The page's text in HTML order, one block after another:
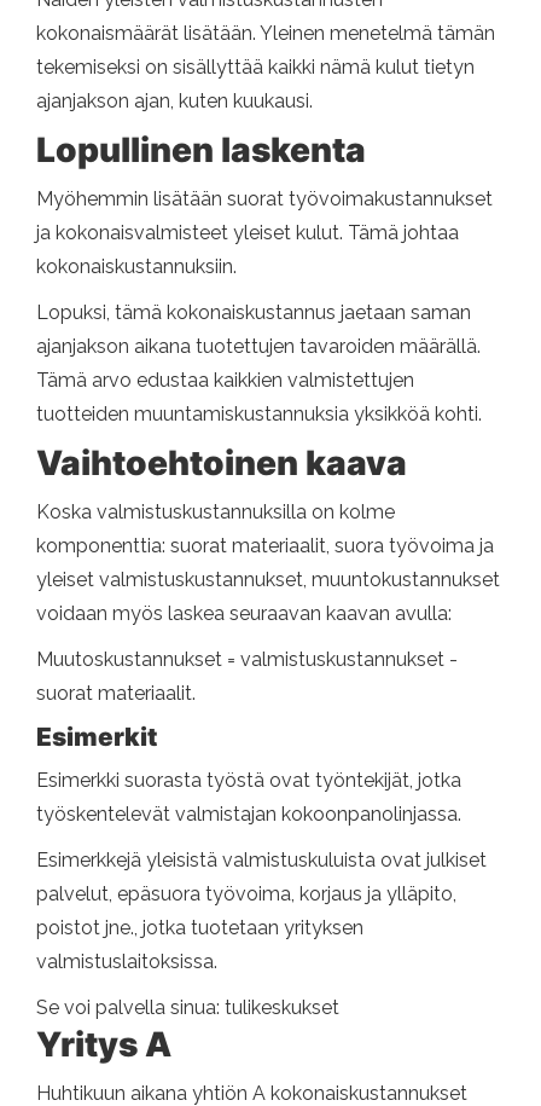
kokonaismäärät lisätään. Yleinen menetelmä tämän
tekemiseksi on sisällyttää kaikki nämä kulut tietyn
ajanjakson ajan, kuten kuukausi.
Lopullinen laskenta
Myöhemmin lisätään suorat työvoimakustannukset
ja kokonaisvalmisteet yleiset kulut. Tämä johtaa
kokonaiskustannuksiin.
Lopuksi, tämä kokonaiskustannus jaetaan saman
ajanjakson aikana tuotettujen tavaroiden määrällä.
Tämä arvo edustaa kaikkien valmistettujen
tuotteiden muuntamiskustannuksia yksikköä kohti.
Vaihtoehtoinen kaava
Koska valmistuskustannuksilla on kolme
komponenttia: suorat materiaalit, suora työvoima ja
yleiset valmistuskustannukset, muuntokustannukset
voidaan myös laskea seuraavan kaavan avulla:
Muutoskustannukset = valmistuskustannukset -
suorat materiaalit.
Esimerkit
Esimerkki suorasta työstä ovat työntekijät, jotka
työskentelevät valmistajan kokoonpanolinjassa.
Esimerkkejä yleisistä valmistuskuluista ovat julkiset
palvelut, epäsuora työvoima, korjaus ja ylläpito,
poistot jne., jotka tuotetaan yrityksen
valmistuslaitoksissa.
Se voi palvella sinua: tulikeskukset
Yritys A
Huhtikuun aikana yhtiön A kokonaiskustannukset